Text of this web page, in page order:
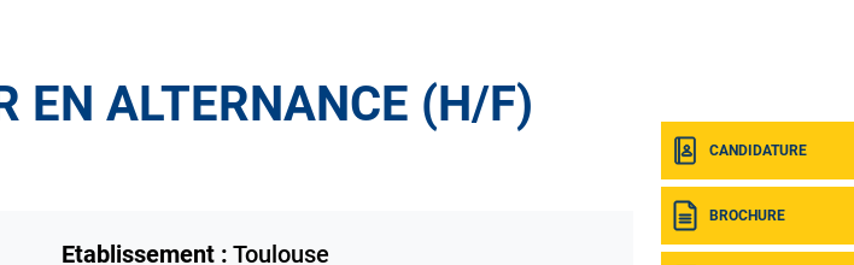
CANDIDATURE
BROCHURE
EN ALTERNANCE (H/F)
Etablissement : Toulouse